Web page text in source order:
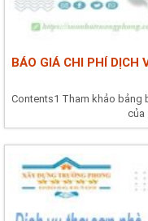
BÁO GIÁ CHI PHÍ DỊCH
Contents1 Tham khảo bảng
của